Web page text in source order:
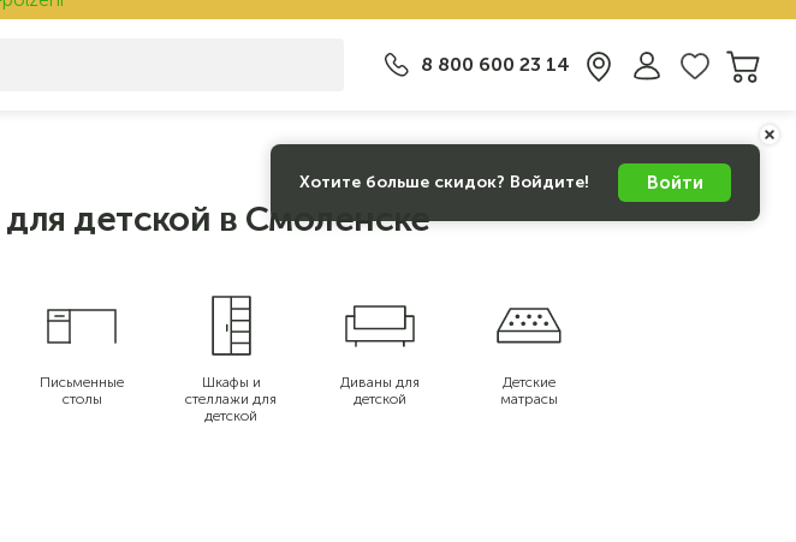
Хотите больше скидок? Войдите! Войти
8 800 600 23 14
детской в Смоленске
Письменные
столы
Шкафы и
стеллажи для
детской
Диваны для
детской
Детские
матрасы